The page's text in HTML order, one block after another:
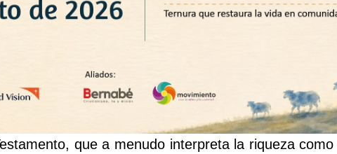
que a menudo interpreta la riqueza